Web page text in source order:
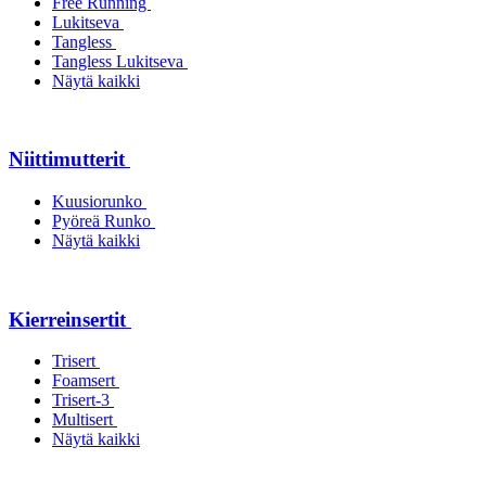
Lukitseva
Tangless
Tangless Lukitseva
Näytä kaikki
Niittimutterit
Kuusiorunko
Pyöreä Runko
Näytä kaikki
Kierreinsertit
Trisert
Foamsert
Trisert-3
Multisert
Näytä kaikki